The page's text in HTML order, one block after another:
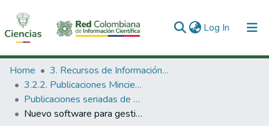
Log In (current)
Communities & Collections
All of DSpace
Statistics
Home
3. Recursos de Información Científica y Tecnológica
3.2.2. Publicaciones Minciencias
Publicaciones seriadas de Minciencias
Nuevo software para gestión del espectro electromágnetico. Proyecto tesmonitor